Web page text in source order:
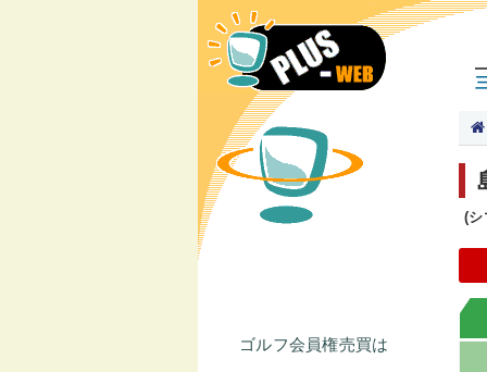
ゴルフ会員権売買は
(シ